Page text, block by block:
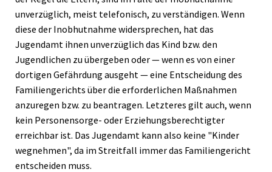
unverzüglich, meist telefonisch, zu verständigen. Wenn
diese der Inobhutnahme widersprechen, hat das
Jugendamt ihnen unverzüglich das Kind bzw. den
Jugendlichen zu übergeben oder — wenn es von einer
dortigen Gefährdung ausgeht — eine Entscheidung des
Familiengerichts über die erforderlichen Maßnahmen
anzuregen bzw. zu beantragen. Letzteres gilt auch, wenn
kein Personensorge- oder Erziehungsberechtigter
erreichbar ist. Das Jugendamt kann also keine "Kinder
wegnehmen", da im Streitfall immer das Familiengericht
entscheiden muss.